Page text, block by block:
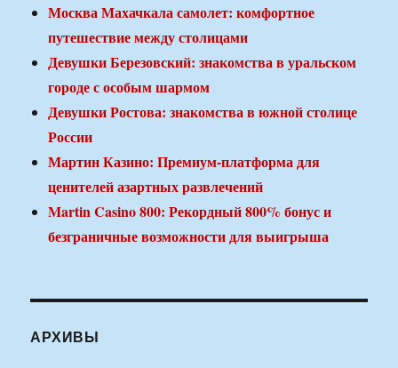
Москва Махачкала самолет: комфортное
путешествие между столицами
Девушки Березовский: знакомства в уральском
городе с особым шармом
Девушки Ростова: знакомства в южной столице
России
Мартин Казино: Премиум-платформа для
ценителей азартных развлечений
Martin Casino 800: Рекордный 800% бонус и
безграничные возможности для выигрыша
АРХИВЫ